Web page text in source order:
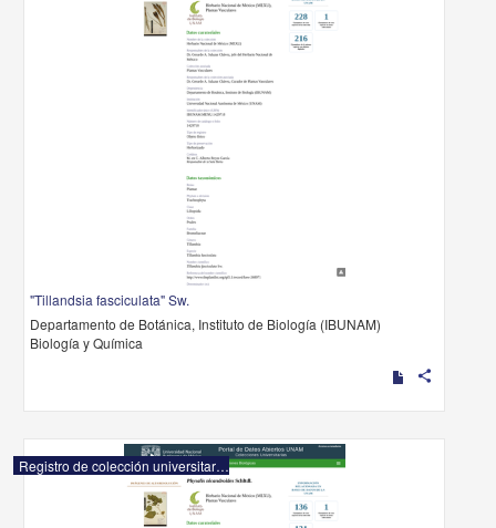
"Tillandsia fasciculata" Sw.
Departamento de Botánica, Instituto de Biología (IBUNAM)
Biología y Química
share
Registro de colección universitaria